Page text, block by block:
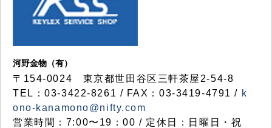
河野金物（有）
〒154-0024 東京都世田谷区三軒茶屋2-54-8
TEL：03-3422-8261 / FAX：03-3419-4791 / k
ono-kanamono@nifty.com
営業時間：7:00〜19：00 / 定休日：日曜日・祝